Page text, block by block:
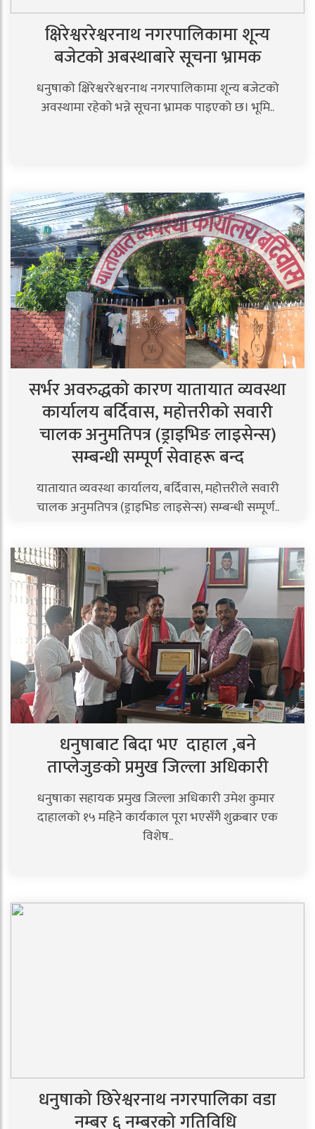
क्षिरेश्वररेश्वरनाथ नगरपालिकामा शून्य
बजेटको अबस्थाबारे सूचना भ्रामक
धनुषाको क्षिरेश्वररेश्वरनाथ नगरपालिकामा शून्य बजेटको
अवस्थामा रहेको भन्ने सूचना भ्रामक पाइएको छ। भूमि..
सर्भर अवरुद्धको कारण यातायात व्यवस्था
कार्यालय बर्दिवास, महोत्तरीको सवारी
चालक अनुमतिपत्र (ड्राइभिङ लाइसेन्स)
सम्बन्धी सम्पूर्ण सेवाहरू बन्द
यातायात व्यवस्था कार्यालय, बर्दिवास, महोत्तरीले सवारी
चालक अनुमतिपत्र (ड्राइभिङ लाइसेन्स) सम्बन्धी सम्पूर्ण..
धनुषाबाट बिदा भए दाहाल ,बने
ताप्लेजुङको प्रमुख जिल्ला अधिकारी
धनुषाका सहायक प्रमुख जिल्ला अधिकारी उमेश कुमार
दाहालको १५ महिने कार्यकाल पूरा भएसँगै शुक्रबार एक
विशेष..
धनुषाको छिरेश्वरनाथ नगरपालिका वडा
नम्बर ६ नम्बरको गतिविधि